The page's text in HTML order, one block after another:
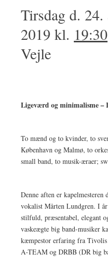
Tirsdag d. 24.
2019 kl. 19:30
Vejle
Ligeværd og minimalisme –
To mænd og to kvinder, to
København og Malmø, to
small band, to musik-æraer;
Denne aften er kapelmesteren
vokalist Mårten Lundgren. I
stilfuld, præsentabel, elegant
vaskeægte big band-musiker
kæmpestor erfaring fra Tivolis
A-TEAM og DRBB (DR big